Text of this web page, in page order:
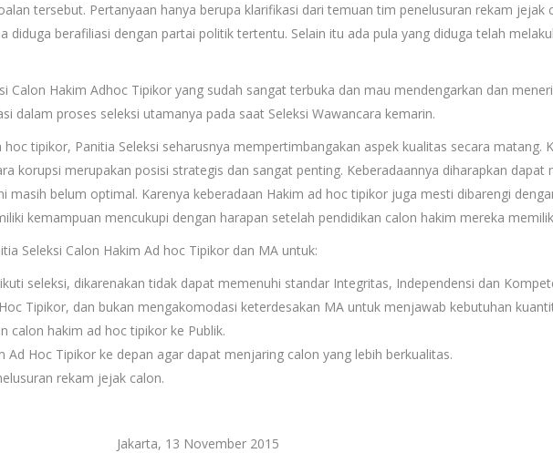
tersebut. Pertanyaan hanya berupa klarifikasi dari temuan tim penelusuran rekam jejak
diduga berafiliasi dengan partai politik tertentu. Selain itu ada pula yang diduga telah
Calon Hakim Adhoc Tipikor yang sudah sangat terbuka dan mau mendengarkan dan
dalam proses seleksi utamanya pada saat Seleksi Wawancara kemarin.
tipikor, Panitia Seleksi seharusnya mempertimbangakan aspek kualitas secara matang.
korupsi merupakan posisi strategis dan sangat penting. Keberadaannya diharapkan dapat
masih belum optimal. Karenya keberadaan Hakim ad hoc tipikor juga mesti dibarengi
kemampuan mencukupi dengan harapan setelah pendidikan calon hakim mereka
Seleksi Calon Hakim Ad hoc Tipikor dan MA untuk:
seleksi, dikarenakan tidak dapat memenuhi standar Integritas, Independensi dan
Tipikor, dan bukan mengakomodasi keterdesakan MA untuk menjawab kebutuhan
calon hakim ad hoc tipikor ke Publik.
Ad Hoc Tipikor ke depan agar dapat menjaring calon yang lebih berkualitas.
rekam jejak calon.
Jakarta, 13 November 2015